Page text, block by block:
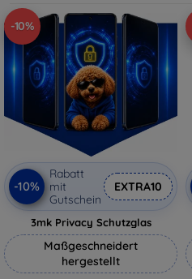
-10%
-10%
Rabatt
mit
Gutschein
EXTRA10
3mk Privacy Schutzglas
Maßgeschneidert
hergestellt